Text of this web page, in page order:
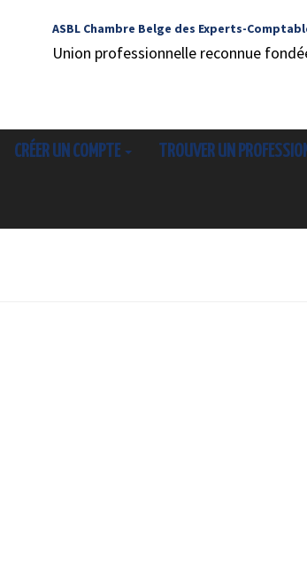
ASBL Chambre Belge des Experts-
Union professionnelle reconnue
CRÉER UN COMPTE TROUVER UN